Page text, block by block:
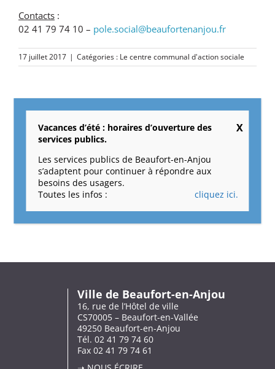
Contacts :
02 41 79 74 10 – pole.social@beaufortenanjou.fr
17 juillet 2017 | Catégories : Le centre communal d'action sociale
Partagez cet article !
Facebook
Ville de Beaufort-en-Anjou
16, rue de l’Hôtel de ville
CS70005 – Beaufort-en-Vallée
49250 Beaufort-en-Anjou
Tél. 02 41 79 74 60
Fax 02 41 79 74 61
Vacances d’été : horaires d’ouverture des
services publics.
Les services publics de Beaufort-en-Anjou
s’adaptent pour continuer à répondre aux
besoins des usagers.
Toutes les infos :
cliquez ici.